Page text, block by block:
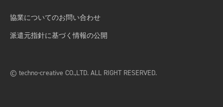
協業についてのお問い合わせ
派遣元指針に基づく情報の公開
© techno-creative CO.,LTD. ALL RIGHT RESERVED.